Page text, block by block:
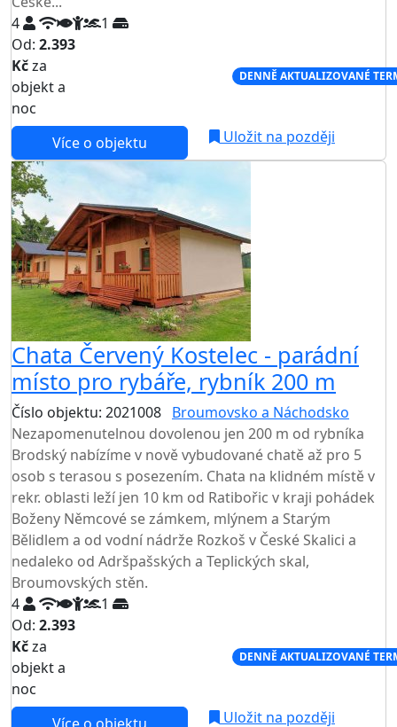
4
1
Od: 2.393
Kčza
objekt a
noc
DENNĚ AKTUALIZOVANÉ
Více o objektu Uložit na později
Chata Červený Kostelec - parádní
místo pro rybáře, rybník 200 m
Číslo objektu: 2021008 Broumovsko a Náchodsko
Nezapomenutelnou dovolenou jen 200 m od rybníka
Brodský nabízíme v nově vybudované chatě až pro 5
osob s terasou s posezením. Chata na klidném místě v
rekr. oblasti leží jen 10 km od Ratibořic v kraji pohádek
Boženy Němcové se zámkem, mlýnem a Starým
Bělidlem a od vodní nádrže Rozkoš v České Skalici a
nedaleko od Adršpašských a Teplických skal,
Broumovských stěn.
4
1
Od: 2.393
Kčza
objekt a
noc
DENNĚ AKTUALIZOVANÉ
Uložit na později